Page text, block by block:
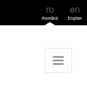
ro
Română
en
English